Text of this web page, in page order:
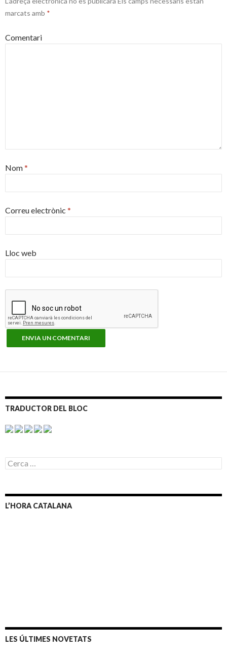
marcats amb *
Comentari
Nom*
Correu electrònic *
Lloc web
TRADUCTOR DEL BLOC
C
e
a
:L’HORA CATALANA
LES ÚLTIMES NOVETATS